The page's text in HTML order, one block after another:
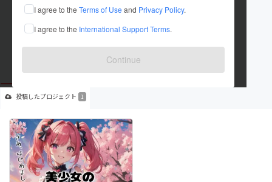
I agree to the Terms of Use and Privacy Policy.
I agree to the International Support Terms.
Continue
これまでに1件のプロジェクトを投稿しています
在住国：日本 現在地：未設定
出身国：日本 出身地：未設定
投稿したプロジェクト 1